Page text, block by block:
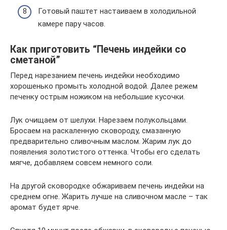
Готовый паштет настаиваем в холодильной
камере пару часов.
Как приготовить “Печень индейки со
сметаной”
Перед нарезанием печень индейки необходимо
хорошенько промыть холодной водой. Далее режем
печенку острым ножиком на небольшие кусочки.
Лук очищаем от шелухи. Нарезаем полукольцами.
Бросаем на раскаленную сковороду, смазанную
предварительно сливочным маслом. Жарим лук до
появления золотистого оттенка. Чтобы его сделать
мягче, добавляем совсем немного соли.
На другой сковородке обжариваем печень индейки на
среднем огне. Жарить лучше на сливочном масле – так
аромат будет ярче.